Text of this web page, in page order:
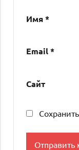
Имя*
Email*
Сайт